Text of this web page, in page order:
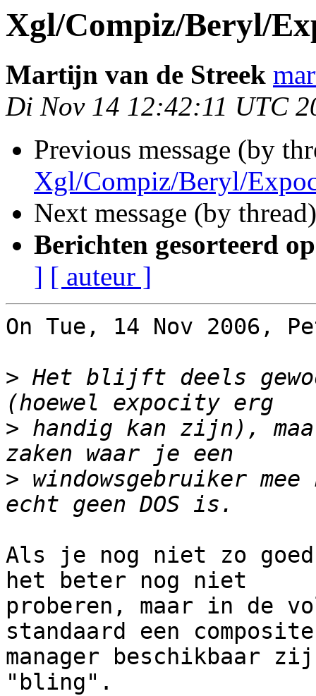
Xgl/Compiz/Beryl/
Martĳn van de Streek
Di Nov 14 12:42:11 UTC
Previous message (by
Xgl/Compiz/Beryl/
Next message (by
Berichten gesorteerd
] [ auteur ]
On Tue, 14 Nov 2006,
> Het blijft deels
> handig kan zijn),
> windowsgebruiker
Als je nog niet zo
het beter nog niet
proberen, maar in de
standaard een composite
manager beschikbaar
"bling".